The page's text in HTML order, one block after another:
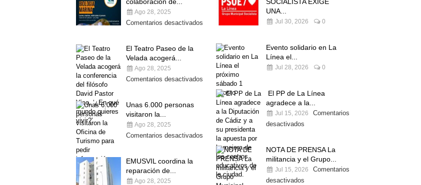
Ago 28, 2025
Comentarios desactivados
El Teatro Paseo de la
Velada acogerá...
Ago 28, 2025
Comentarios desactivados
Unas 6.000 personas
visitaron la...
Ago 28, 2025
Comentarios desactivados
EMUSVIL coordina la
reparación de...
Ago 28, 2025
UNA...
Jul 30, 2026 0
Evento solidario en La
Línea el...
Jul 28, 2026 0
El PP de La Línea
agradece a la...
Jul 15, 2026
Comentarios
desactivados
NOTA DE PRENSA La
militancia y el Grupo...
Jul 15, 2026
Comentarios
desactivados